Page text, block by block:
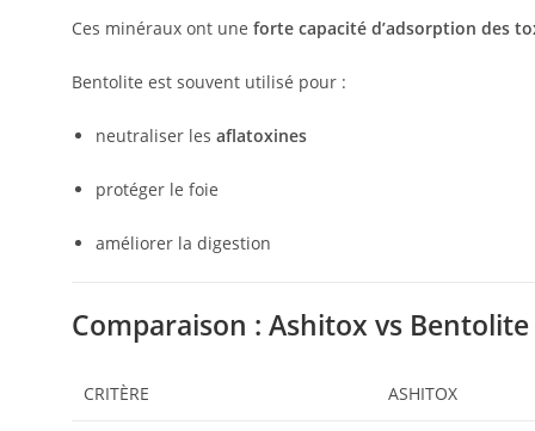
Ces minéraux ont une forte capacité d’adsorption des
Bentolite est souvent utilisé pour :
neutraliser les aflatoxines
protéger le foie
améliorer la digestion
Comparaison : Ashitox vs Bentolite
CRITÈRE ASHITOX